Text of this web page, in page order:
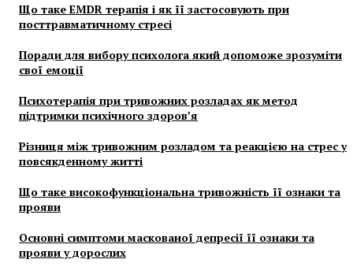
Що таке EMDR терапія і як її застосовують при
посттравматичному стресі
Поради для вибору психолога який допоможе зрозуміти
свої емоції
Психотерапія при тривожних розладах як метод
підтримки психічного здоров’я
Різниця між тривожним розладом та реакцією на стрес у
повсякденному житті
Що таке високофункціональна тривожність її ознаки та
прояви
Основні симптоми маскованої депресії її ознаки та
прояви у дорослих